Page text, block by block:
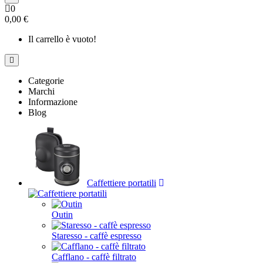
0
0,00 €
Il carrello è vuoto!
Categorie
Marchi
Informazione
Blog
Caffettiere portatili
Outin
Staresso - caffè espresso
Cafflano - caffè filtrato